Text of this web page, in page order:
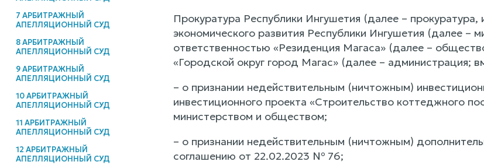
7 АРБИТРАЖНЫЙ
АПЕЛЛЯЦИОННЫЙ СУД
8 АРБИТРАЖНЫЙ
АПЕЛЛЯЦИОННЫЙ СУД
9 АРБИТРАЖНЫЙ
АПЕЛЛЯЦИОННЫЙ СУД
10 АРБИТРАЖНЫЙ
АПЕЛЛЯЦИОННЫЙ СУД
11 АРБИТРАЖНЫЙ
АПЕЛЛЯЦИОННЫЙ СУД
12 АРБИТРАЖНЫЙ
АПЕЛЛЯЦИОННЫЙ СУД
Прокуратура Республики Ингушетия (далее –
экономического развития Республики Ингушетия (далее –
ответственностью «Резиденция Магаса» (далее –
«Городской округ город Магас» (далее – администрация;
– о признании недействительным (ничтожным)
инвестиционного проекта «Строительство коттеджного
министерством и обществом;
– о признании недействительным (ничтожным)
соглашению от 22.02.2023 № 76;